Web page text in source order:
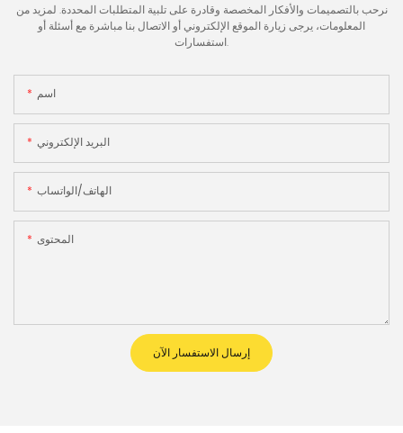
نرحب بالتصميمات والأفكار المخصصة وقادرة على تلبية المتطلبات المحددة. لمزيد من
المعلومات، يرجى زيارة الموقع الإلكتروني أو الاتصال بنا مباشرة مع أسئلة أو
استفسارات.
اسم
البريد الإلكتروني
الهاتف/الواتساب
المحتوى
إرسال الاستفسار الآن